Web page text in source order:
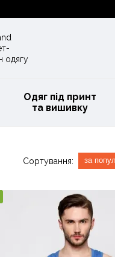
Одяг під принт
та вишивку
Сортування: за